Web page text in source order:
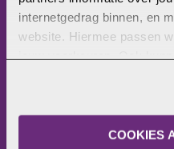
internetgedrag binnen, en
website. Hiermee passen
jouw voorkeuren. Ook
internetgedrag. Je kunt je
privacyverklaring.
COOKIES
Home
Christenvervolging
Wat kun jij doen?